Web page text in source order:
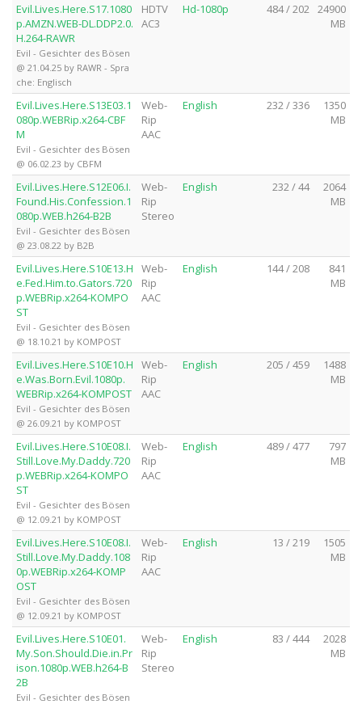
Evil.Lives.Here.S17.1080
p.AMZN.WEB-DL.DDP2.0.
H.264-RAWR
Evil - Gesichter des Bösen
@ 21.04.25 by RAWR - Spra
che: Englisch
HDTV
AC3
Hd-1080p 484 / 202 24900
MB
Evil.Lives.Here.S13E03.1
080p.WEBRip.x264-CBF
M
Evil - Gesichter des Bösen
@ 06.02.23 by CBFM
Web-
Rip
AAC
English 232 / 336
1350
MB
Evil.Lives.Here.S12E06.I.
Found.His.Confession.1
080p.WEB.h264-B2B
Evil - Gesichter des Bösen
@ 23.08.22 by B2B
Web-
Rip
Stereo
English 232 / 44
2064
MB
Evil.Lives.Here.S10E13.H
e.Fed.Him.to.Gators.720
p.WEBRip.x264-KOMPO
ST
Evil - Gesichter des Bösen
@ 18.10.21 by KOMPOST
Web-
Rip
AAC
English 144 / 208
841
MB
Evil.Lives.Here.S10E10.H
e.Was.Born.Evil.1080p.
WEBRip.x264-KOMPOST
Evil - Gesichter des Bösen
@ 26.09.21 by KOMPOST
Web-
Rip
AAC
English 205 / 459
1488
MB
Evil.Lives.Here.S10E08.I.
Still.Love.My.Daddy.720
p.WEBRip.x264-KOMPO
ST
Evil - Gesichter des Bösen
@ 12.09.21 by KOMPOST
Web-
Rip
AAC
English 489 / 477
797
MB
Evil.Lives.Here.S10E08.I.
Still.Love.My.Daddy.108
0p.WEBRip.x264-KOMP
OST
Evil - Gesichter des Bösen
@ 12.09.21 by KOMPOST
Web-
Rip
AAC
English 13 / 219
1505
MB
Evil.Lives.Here.S10E01.
My.Son.Should.Die.in.Pr
ison.1080p.WEB.h264-B
2B
Evil - Gesichter des Bösen
Web-
Rip
Stereo
English 83 / 444
2028
MB